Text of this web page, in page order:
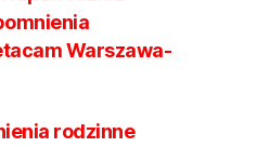
Warszawa-
rodzinne